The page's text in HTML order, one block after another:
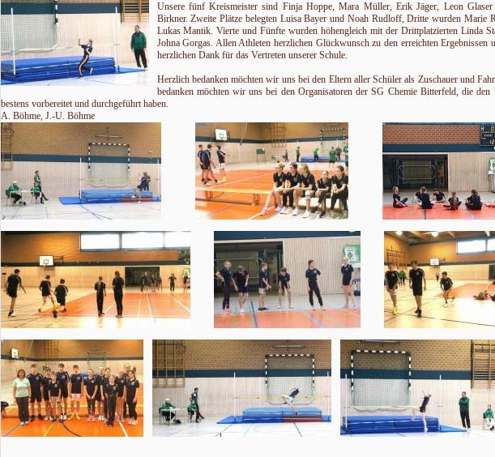
Unsere fünf Kreismeister sind Finja Hoppe, Mara Müller, Erik Jäger, Leon
Birkner. Zweite Plätze belegten Luisa Bayer und Noah Rudloff, Dritte wurden Marie
Lukas Mantik. Vierte und Fünfte wurden höhengleich mit der Drittplatzierten Linda
Johna Gorgas. Allen Athleten herzlichen Glückwunsch zu den erreichten Ergebnissen
herzlichen Dank für das Vertreten unserer Schule.
Herzlich bedanken möchten wir uns bei den Eltern aller Schüler als Zuschauer und
bedanken möchten wir uns bei den Organisatoren der SG Chemie Bitterfeld, die den
bestens vorbereitet und durchgeführt haben.
A. Böhme, J.-U. Böhme